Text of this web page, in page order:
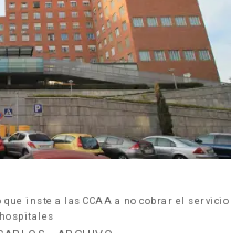
inste a las CCAA a no cobrar el servicio